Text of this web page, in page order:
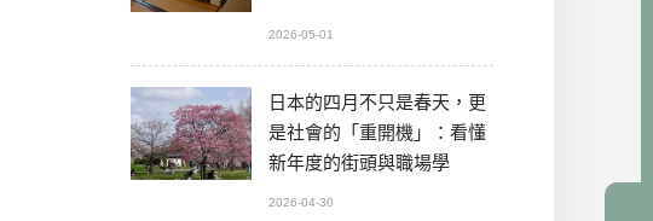
2026-05-01
日本的四月不只是春天，更
是社會的「重開機」：看懂
新年度的街頭與職場學
2026-04-30